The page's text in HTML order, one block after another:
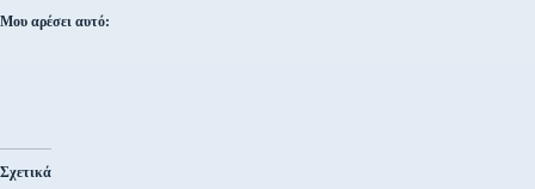
Μου αρέσει αυτό:
Σχετικά